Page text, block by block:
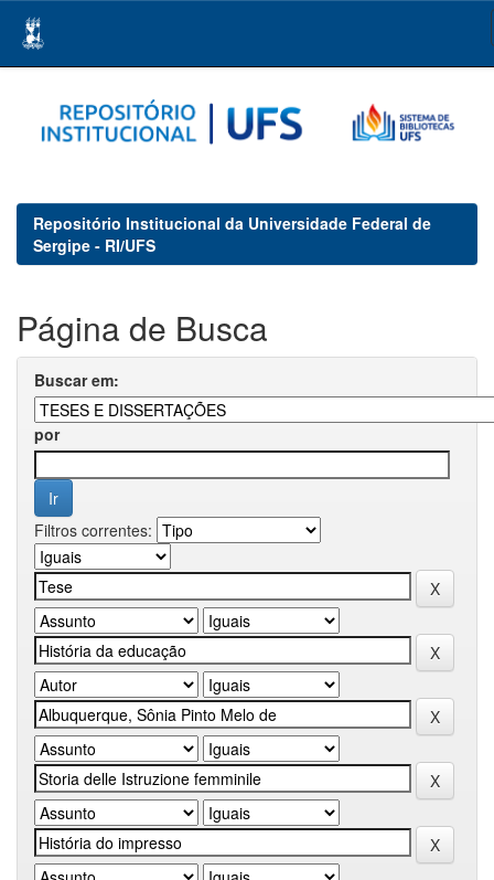
navigation
Repositório Institucional da Universidade Federal de
Sergipe - RI/UFS
Página de Busca
Buscar em:
por
Filtros correntes: